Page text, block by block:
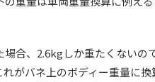
合、2.6kgしか重たくないの
がバネ上のボディー重量に